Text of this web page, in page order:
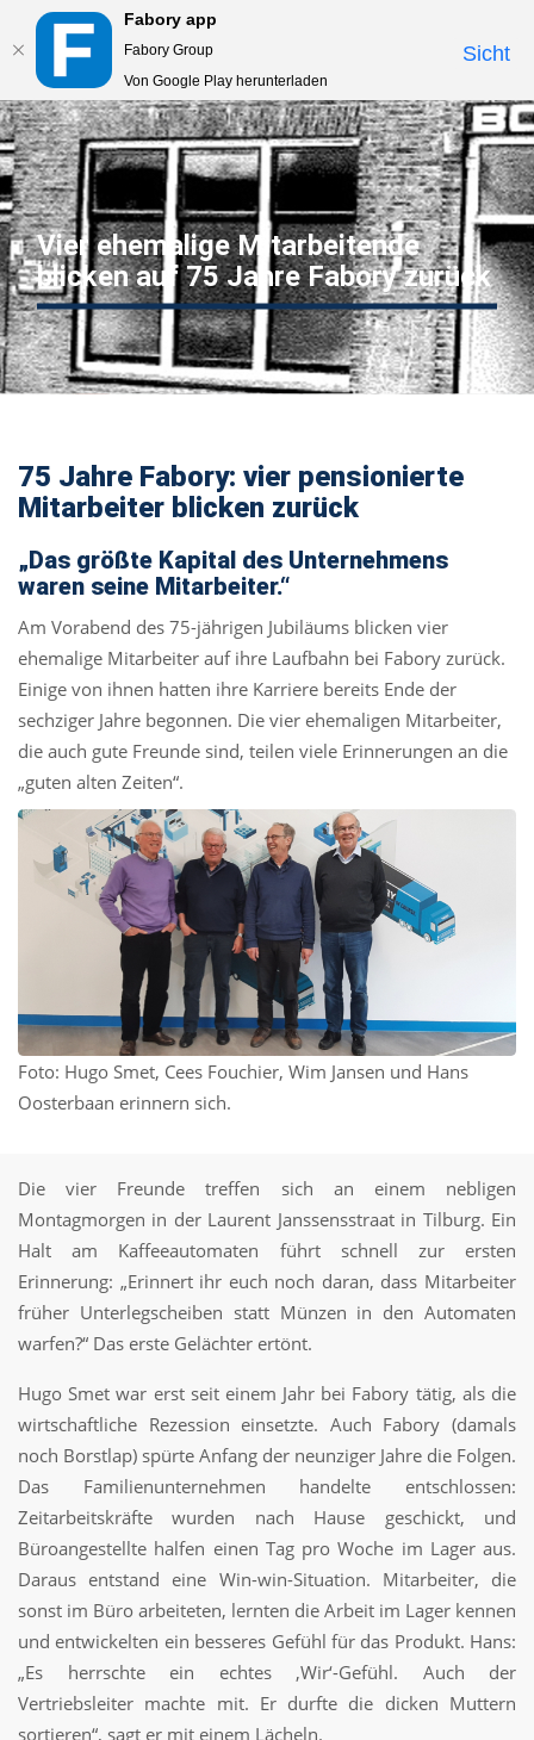
Fabory app
Fabory Group
Von Google Play herunterladen
Sicht
text.skipToContent
text.skipToNavigation
Vier ehemalige Mitarbeitende
blicken auf 75 Jahre Fabory zurück
75 Jahre Fabory: vier pensionierte
Mitarbeiter blicken zurück
„Das größte Kapital des Unternehmens
waren seine Mitarbeiter.“
Am Vorabend des 75-jährigen Jubiläums blicken vier
ehemalige Mitarbeiter auf ihre Laufbahn bei Fabory zurück.
Einige von ihnen hatten ihre Karriere bereits Ende der
sechziger Jahre begonnen. Die vier ehemaligen Mitarbeiter,
die auch gute Freunde sind, teilen viele Erinnerungen an die
„guten alten Zeiten“.
Foto: Hugo Smet, Cees Fouchier, Wim Jansen und Hans
Oosterbaan erinnern sich.
Die vier Freunde treffen sich an einem nebligen
Montagmorgen in der Laurent Janssensstraat in Tilburg. Ein
Halt am Kaffeeautomaten führt schnell zur ersten
Erinnerung: „Erinnert ihr euch noch daran, dass Mitarbeiter
früher Unterlegscheiben statt Münzen in den Automaten
warfen?“ Das erste Gelächter ertönt.
Hugo Smet war erst seit einem Jahr bei Fabory tätig, als die
wirtschaftliche Rezession einsetzte. Auch Fabory (damals
noch Borstlap) spürte Anfang der neunziger Jahre die Folgen.
Das Familienunternehmen handelte entschlossen:
Zeitarbeitskräfte wurden nach Hause geschickt, und
Büroangestellte halfen einen Tag pro Woche im Lager aus.
Daraus entstand eine Win-win-Situation. Mitarbeiter, die
sonst im Büro arbeiteten, lernten die Arbeit im Lager kennen
und entwickelten ein besseres Gefühl für das Produkt. Hans:
„Es herrschte ein echtes ‚Wir‘-Gefühl. Auch der
Vertriebsleiter machte mit. Er durfte die dicken Muttern
sortieren“, sagt er mit einem Lächeln.